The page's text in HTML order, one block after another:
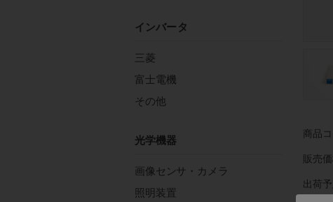
商品
販売
出荷
インバータ
三菱
富士電機
その他
光学機器
画像センサ・カメラ
照明装置